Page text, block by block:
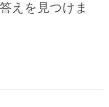
えを見つけま